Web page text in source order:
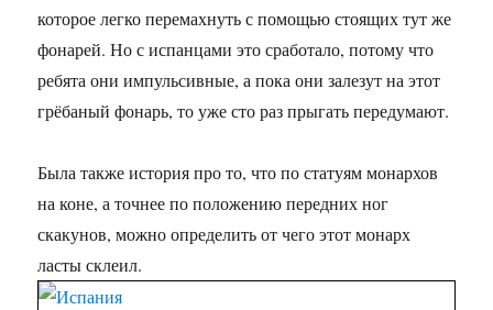
которое легко перемахнуть с помощью стоящих тут же
фонарей. Но с испанцами это сработало, потому что
ребята они импульсивные, а пока они залезут на этот
грёбаный фонарь, то уже сто раз прыгать передумают.
Была также история про то, что по статуям монархов
на коне, а точнее по положению передних ног
скакунов, можно определить от чего этот монарх
ласты склеил.